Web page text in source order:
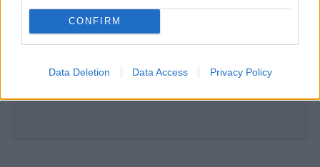
CONFIRM
Data Deletion Data Access Privacy Policy